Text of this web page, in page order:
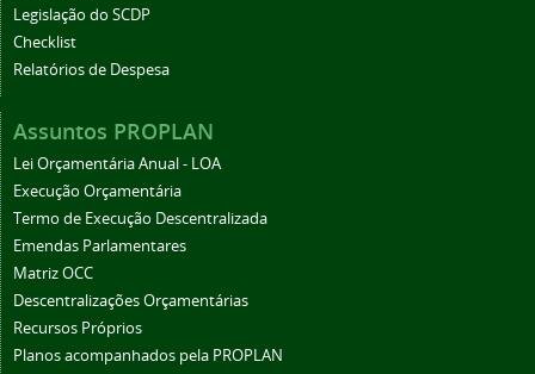
Legislação do SCDP
Checklist
Relatórios de Despesa
Assuntos PROPLAN
Lei Orçamentária Anual - LOA
Execução Orçamentária
Termo de Execução Descentralizada
Emendas Parlamentares
Matriz OCC
Descentralizações Orçamentárias
Recursos Próprios
Planos acompanhados pela PROPLAN